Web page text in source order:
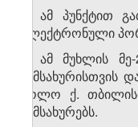
გ) ამ პუნქტით
ელექტრონული
3. ამ მუხლის
ხოლო ქ.
სამსახურებს.